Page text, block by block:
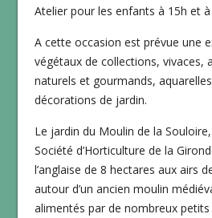
Atelier pour les enfants à 15h et à
A cette occasion est prévue une
végétaux de collections, vivaces,
naturels et gourmands,
décorations de jardin.
Le jardin du Moulin de la
Société d’Horticulture de la
l’anglaise de 8 hectares aux airs
autour d’un ancien moulin
alimentés par de nombreux petits